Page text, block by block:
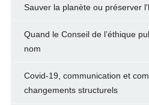
Sauver la planète ou préserver
Quand le Conseil de l’éthique
nom
Covid-19, communication et
changements structurels